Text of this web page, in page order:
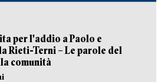
per l'addio a Paolo e
Rieti-Terni – Le parole del
comunità